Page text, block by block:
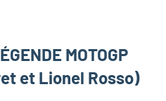
MOTOGP
et Lionel Rosso)